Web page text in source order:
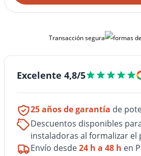
Transacción segura
Excelente 4,8/5
25 años de garantía de
Descuentos disponibles
instaladoras al formalizar el
Envío desde24 h a 48 h en